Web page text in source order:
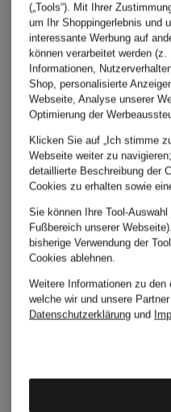
Mix &
Match
Piqué-
Fit
(„Tools“). Mit Ihrer
um Ihr Shoppingerlebnis und
interessante Werbung auf
können verarbeitet werden
Informationen,
Shop, personalisierte
Webseite, Analyse unserer
Optimierung der
Klicken Sie auf „Ich stimme
Webseite weiter zu
detaillierte Beschreibung der
Cookies zu erhalten sowie
Sie können Ihre Tool-
Fußbereich unserer
bisherige Verwendung der
Cookies ablehnen.
Weitere Informationen zu den
welche wir und unsere
Datenschutzerklärung und